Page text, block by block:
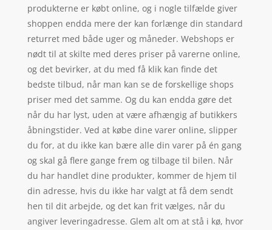
produkterne er købt online, og i nogle tilfælde giver
shoppen endda mere der kan forlænge din standard
returret med både uger og måneder. Webshops er
nødt til at skilte med deres priser på varerne online,
og det bevirker, at du med få klik kan finde det
bedste tilbud, når man kan se de forskellige shops
priser med det samme. Og du kan endda gøre det
når du har lyst, uden at være afhængig af butikkers
åbningstider. Ved at købe dine varer online, slipper
du for, at du ikke kan bære alle din varer på én gang
og skal gå flere gange frem og tilbage til bilen. Når
du har handlet dine produkter, kommer de hjem til
din adresse, hvis du ikke har valgt at få dem sendt
hen til dit arbejde, og det kan frit vælges, når du
angiver leveringadresse. Glem alt om at stå i kø, hvor